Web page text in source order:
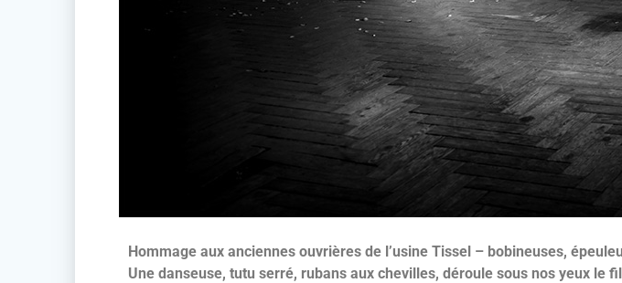
Hommage aux anciennes ouvrières de l’usine Tissel – bobineuses,
Une danseuse, tutu serré, rubans aux chevilles, déroule sous nos yeux le